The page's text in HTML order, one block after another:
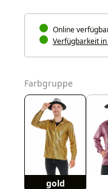
Online
Verfügbarkeit
Farbgruppe
gold